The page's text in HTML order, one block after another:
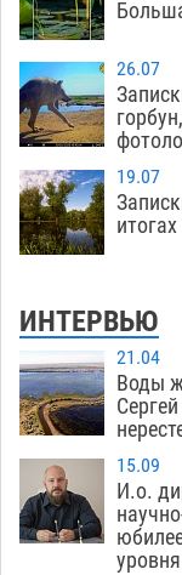
26.07
19.07
ИНТЕРВЬЮ
21.04
Воды
15.09
И.о.